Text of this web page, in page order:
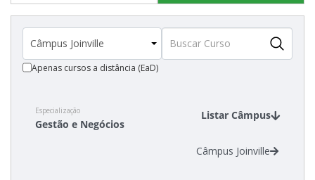
Orientações para Matrícula
Transferências e Retornos
Provas e Gabaritos
Estatísticas dos Processos Seletivos
Apenas cursos a distância (EaD)
Especialização
Gestão e Negócios
Listar Câmpus
Câmpus Joinville